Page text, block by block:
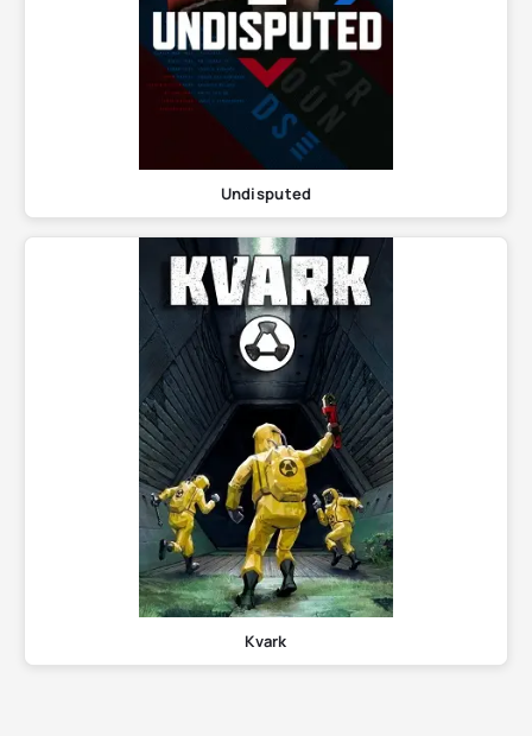
Undisputed
Kvark